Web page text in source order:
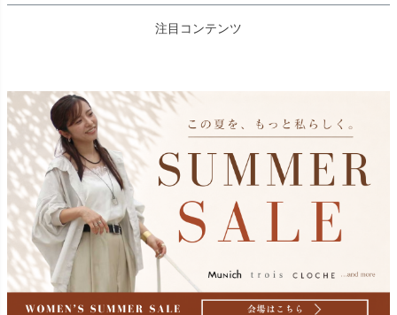
注目コンテンツ